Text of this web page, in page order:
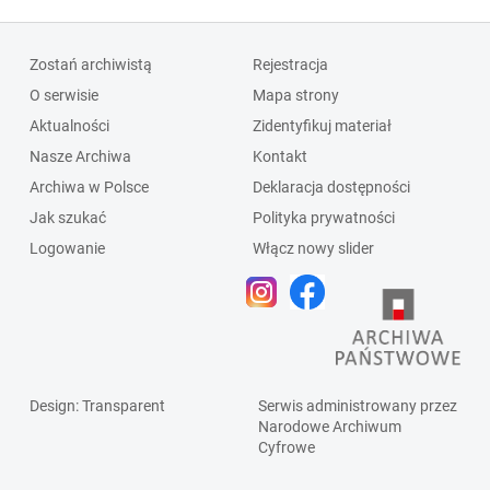
Zostań archiwistą
O serwisie
Aktualności
Nasze Archiwa
Archiwa w Polsce
Jak szukać
Logowanie
Rejestracja
Mapa strony
Zidentyfikuj materiał
Kontakt
Deklaracja dostępności
Polityka prywatności
Włącz nowy slider
Design: Transparent
Serwis administrowany przez
Narodowe Archiwum
Cyfrowe